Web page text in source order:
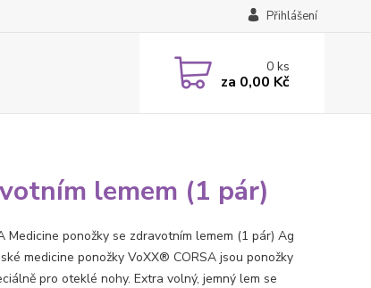
Přihlášení
0ks
za 0,00 Kč
lemem (1 pár)
Medicine ponožky se zdravotním lemem (1 pár) Ag
medicine ponožky VoXX® CORSA jsou ponožky
pro oteklé nohy. Extra volný, jemný lem se